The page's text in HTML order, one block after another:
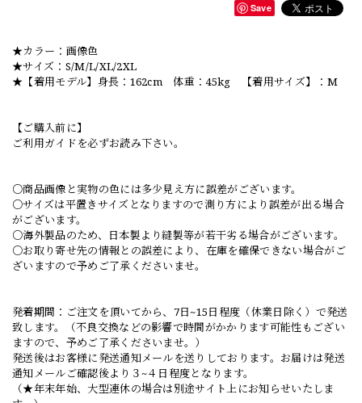
Save
★カラー：画像色
★サイズ：S/M/L/XL/2XL
★【着用モデル】身長：162cm 体重：45kg 【着用サイズ】：M
【ご購入前に】
ご利用ガイドを必ずお読み下さい。
○商品画像と実物の色には多少見え方に誤差がございます。
○サイズは平置きサイズとなりますので測り方により誤差が出る場合
がございます。
○海外製品のため、日本製より縫製等が若干劣る場合がございます。
○お取り寄せ先の情報との誤差により、在庫を確保できない場合がご
ざいますので予めご了承くださいませ。
発着期間：ご注文を頂いてから、7日~15日程度（休業日除く）で発送
致します。（不良交換などの影響で時間がかかります可能性もござい
ますので、予めご了承くださいませ。）
発送後はお客様に発送通知メールを送りしております。お届けは発送
通知メールご確認後より３~４日程度となります。
（★年末年始、大型連休の場合は別途サイト上にお知らせいたしま